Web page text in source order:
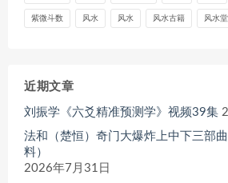
紫微斗数 风水 风水 风水古籍 风水堂
近期文章
刘振学《六爻精准预测学》视频39集
法和（楚恒）奇门大爆炸上中下三部
料）
2026年7月31日